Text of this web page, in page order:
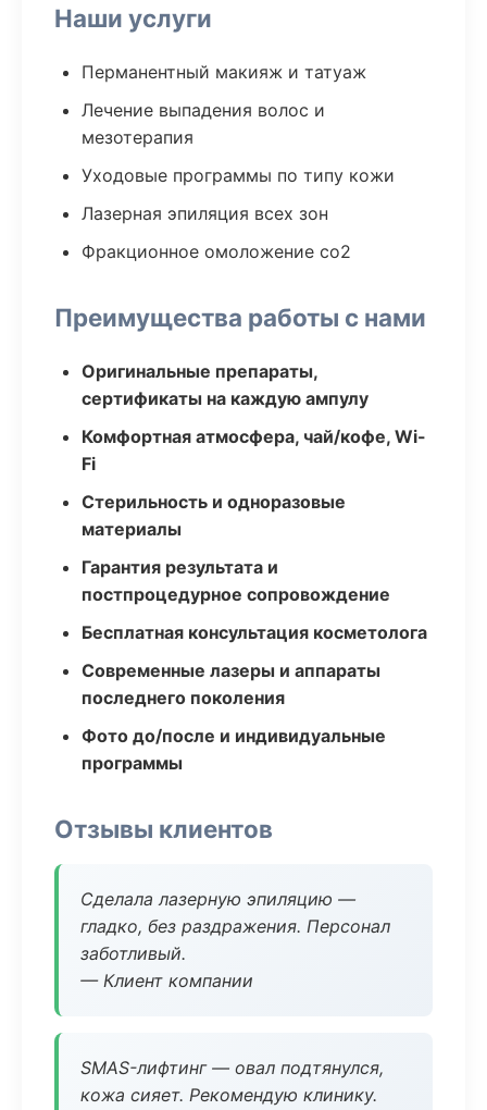
Наши услуги
Перманентный макияж и татуаж
Лечение выпадения волос и
мезотерапия
Уходовые программы по типу кожи
Лазерная эпиляция всех зон
Фракционное омоложение co2
Преимущества работы с нами
Оригинальные препараты,
сертификаты на каждую ампулу
Комфортная атмосфера, чай/кофе, Wi-
Fi
Стерильность и одноразовые
материалы
Гарантия результата и
постпроцедурное сопровождение
Бесплатная консультация косметолога
Современные лазеры и аппараты
последнего поколения
Фото до/после и индивидуальные
программы
Отзывы клиентов
Сделала лазерную эпиляцию —
гладко, без раздражения. Персонал
заботливый.
— Клиент компании
SMAS-лифтинг — овал подтянулся,
кожа сияет. Рекомендую клинику.